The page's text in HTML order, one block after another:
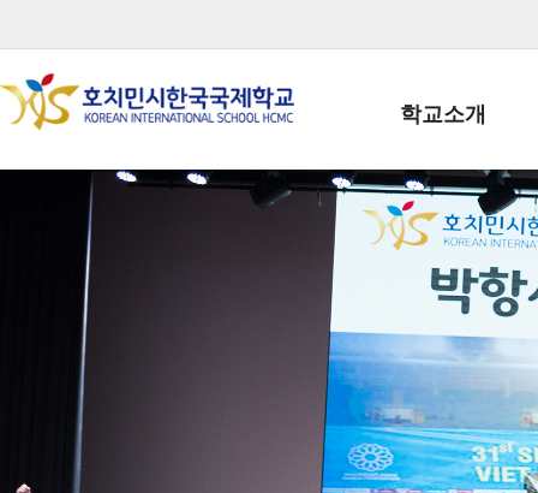
학교소개
학교장인사말
학생회장인사말
학교상징
학교 CI
교직원현황
학생현황
위치/전화